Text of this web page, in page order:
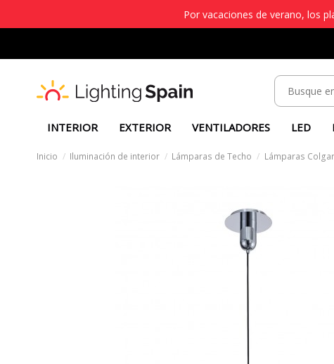
Por vacaciones de verano, los
INTERIOR EXTERIOR VENTILADORES LED
Inicio Iluminación de interior Lámparas de Techo Lámparas